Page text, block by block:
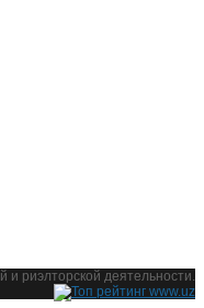
риэлторской деятельности.